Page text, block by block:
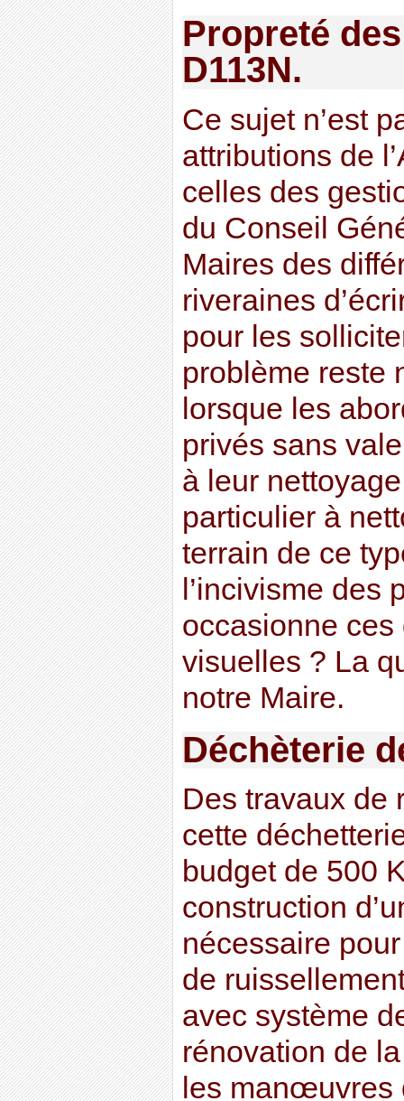
Propreté
D113N.
Ce sujet n’est
attributions de
celles des
du Conseil
Maires des
riveraines
pour les
problème reste
lorsque les
privés sans
à leur
particulier à
terrain de ce
l’incivisme des
occasionne
visuelles ? La
notre Maire.
Déchèterie
Des travaux de
cette
budget de 500
construction
nécessaire
de
avec système
rénovation de
les manœuvres